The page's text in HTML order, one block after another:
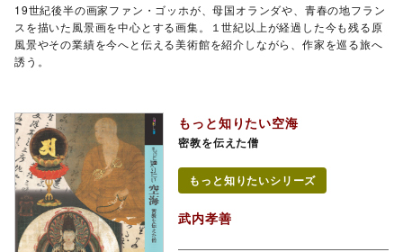
19世紀後半の画家ファン・ゴッホが、母国オランダや、青春の地フラン
スを描いた風景画を中心とする画集。１世紀以上が経過した今も残る原
風景やその業績を今へと伝える美術館を紹介しながら、作家を巡る旅へ
誘う。
もっと知りたい空海
密教を伝えた僧
もっと知りたいシリーズ
武内孝善